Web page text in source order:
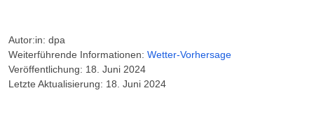
Autor:in: dpa
Weiterführende Informationen: Wetter-Vorhersage
Veröffentlichung: 18. Juni 2024
Letzte Aktualisierung: 18. Juni 2024